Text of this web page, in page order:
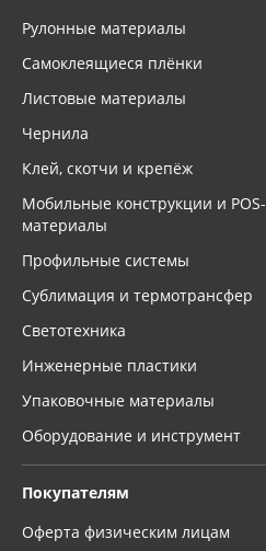
Рулонные материалы
Самоклеящиеся плёнки
Листовые материалы
Чернила
Клей, скотчи и крепёж
Мобильные конструкции и POS-
материалы
Профильные системы
Сублимация и термотрансфер
Светотехника
Инженерные пластики
Упаковочные материалы
Оборудование и инструмент
Покупателям
Оферта физическим лицам